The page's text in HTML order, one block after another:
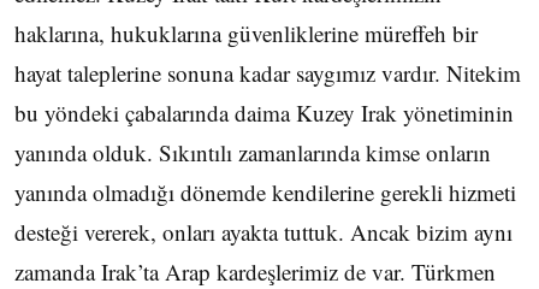
haklarına, hukuklarına güvenliklerine müreffeh bir
hayat taleplerine sonuna kadar saygımız vardır. Nitekim
bu yöndeki çabalarında daima Kuzey Irak yönetiminin
yanında olduk. Sıkıntılı zamanlarında kimse onların
yanında olmadığı dönemde kendilerine gerekli hizmeti
desteği vererek, onları ayakta tuttuk. Ancak bizim aynı
zamanda Irak’ta Arap kardeşlerimiz de var. Türkmen